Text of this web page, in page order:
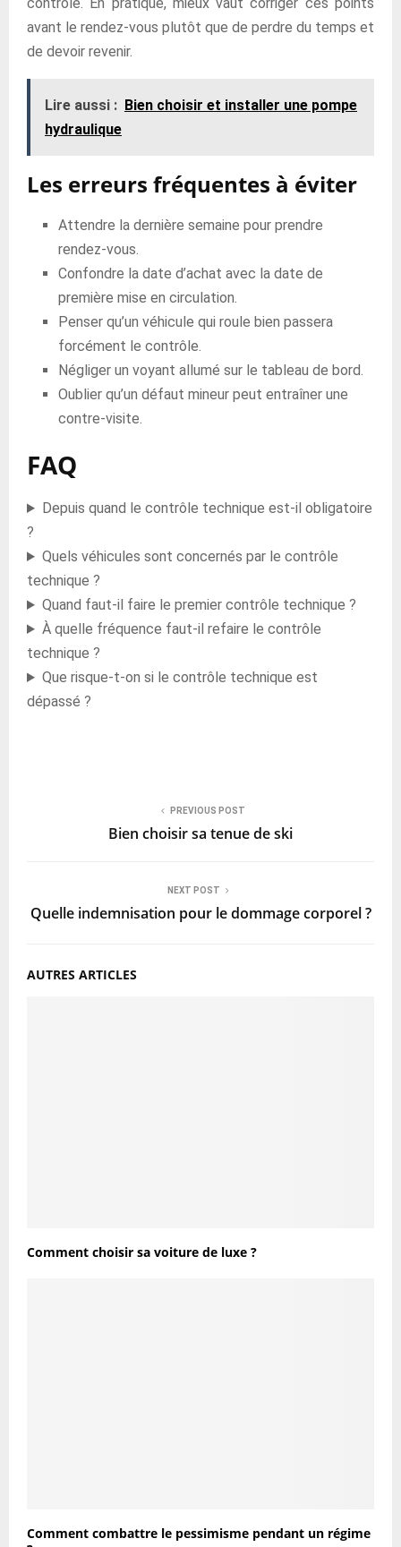
avant le rendez-vous plutôt que de perdre du temps et
de devoir revenir.
Lire aussi : Bien choisir et installer une pompe
hydraulique
Les erreurs fréquentes à éviter
Attendre la dernière semaine pour prendre
rendez-vous.
Confondre la date d’achat avec la date de
première mise en circulation.
Penser qu’un véhicule qui roule bien passera
forcément le contrôle.
Négliger un voyant allumé sur le tableau de bord.
Oublier qu’un défaut mineur peut entraîner une
contre-visite.
FAQ
Depuis quand le contrôle technique est-il obligatoire
?
Quels véhicules sont concernés par le contrôle
technique ?
Quand faut-il faire le premier contrôle technique ?
À quelle fréquence faut-il refaire le contrôle
technique ?
Que risque-t-on si le contrôle technique est
dépassé ?
PREVIOUS POST
Bien choisir sa tenue de ski
NEXT POST
Quelle indemnisation pour le dommage corporel ?
AUTRES ARTICLES
Comment choisir sa voiture de luxe ?
Comment combattre le pessimisme pendant un régime